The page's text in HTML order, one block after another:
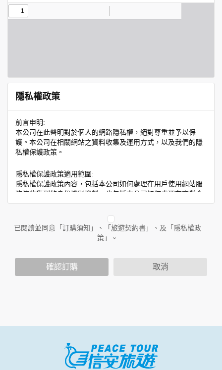
隱私權政策
前言申明:
本公司在此聲明對於個人的網路隱私權，絕對尊重並予以保
護。本公司在相關網站之資料收集及運用方式，以及我們的隱
私權保護政策。
隱私權保護政策適用範圍:
隱私權保護政策內容，包括本公司如何處理在用戶使用網站服
務時收集到的身份識別資料，也包括本公司如何處理在商業合
作與本公司合作時分享的任何身份識別資料。隱私權保護政策
人員。例如您透過本公司旗下網站上的廣告廠商連結，這些置
放連結的廠商也可能蒐集您個人的資料。對於您主動提供的個
人資訊，這些廣告廠商或連結網站有其個別的隱私權保護政
您個人在本網站上的聊天室或討論區中任意公開個人資料的行
個人的資料，其範圍如下：
您所提供的姓名、電子郵件地址、聯絡方式及使用時間等。
於一般瀏覽時，伺服器會自行記錄相關行徑，包括您使用連線
設備的 IP 位址、使用時間、使用的瀏覽器、瀏覽及點選資料記
已閱讀並同意「訂購須知」、「旅遊契約書」、及「隱私權政
策」。
確認訂購 取消